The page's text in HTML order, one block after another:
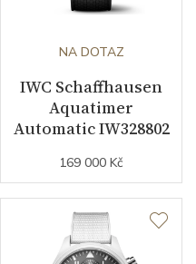
NA DOTAZ
IWC Schaffhausen
Aquatimer
Automatic IW328802
169 000 Kč